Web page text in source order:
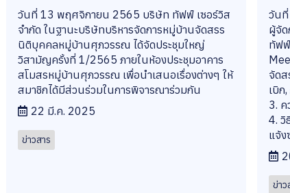
วันที่ 13 พฤศจิกายน 2565 บริษัท ทัฟฟ์ เซอร์วิส
จำกัด ในฐานะบริษัทบริหารจัดการหมู่บ้านจัดสรร
นิติบุคคลหมู่บ้านศุภวรรณ ได้จัดประชุมใหญ่
วิสามัญครั้งที่ 1/2565 ภายในห้องประชุมอาคาร
สโมสรหมู่บ้านศุภวรรณ เพื่อนำเสนอเรื่องต่างๆ ให้
สมาชิกได้มีส่วนร่วมในการพิจารณาร่วมกัน
22 มี.ค. 2025
ข่าวสาร
วัน
ผู้จั
ทัฟฟ์
จัดส
เบิก
3. ค
4. วิ
แจ้ง
ข่าว